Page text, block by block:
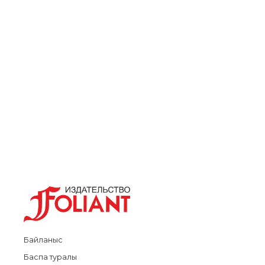
Байланыс
Баспа туралы